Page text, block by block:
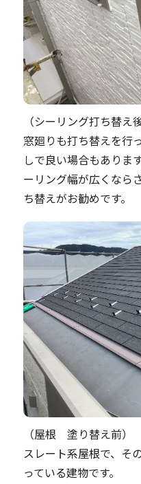
（シーリング打ち替え
窓廻りも打ち替えを行
しで良い場合もありま
ーリング幅が広くなら
ち替えがお勧めです。
（屋根 塗り替え前）
スレート系屋根で、そ
っている建物です。